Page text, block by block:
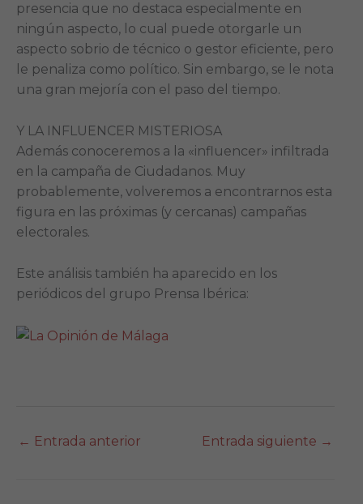
presencia que no destaca especialmente en
ningún aspecto, lo cual puede otorgarle un
aspecto sobrio de técnico o gestor eficiente, pero
le penaliza como político. Sin embargo, se le nota
una gran mejoría con el paso del tiempo.
Y LA INFLUENCER MISTERIOSA
Además conoceremos a la «influencer» infiltrada
en la campaña de Ciudadanos. Muy
probablemente, volveremos a encontrarnos esta
figura en las próximas (y cercanas) campañas
electorales.
Este análisis también ha aparecido en los
periódicos del grupo Prensa Ibérica:
← Entrada anterior Entrada siguiente →